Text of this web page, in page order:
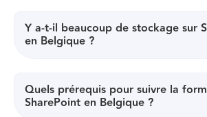
Y a-t-il beaucoup de stockage sur
en Belgique ?
Quels prérequis pour suivre la
SharePoint en Belgique ?